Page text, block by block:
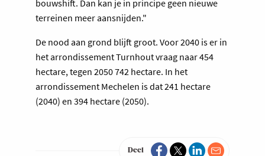
bouwshift. Dan kan je in principe geen nieuwe
terreinen meer aansnijden."
De nood aan grond blijft groot. Voor 2040 is er in
het arrondissement Turnhout vraag naar 454
hectare, tegen 2050 742 hectare. In het
arrondissement Mechelen is dat 241 hectare
(2040) en 394 hectare (2050).
Deel